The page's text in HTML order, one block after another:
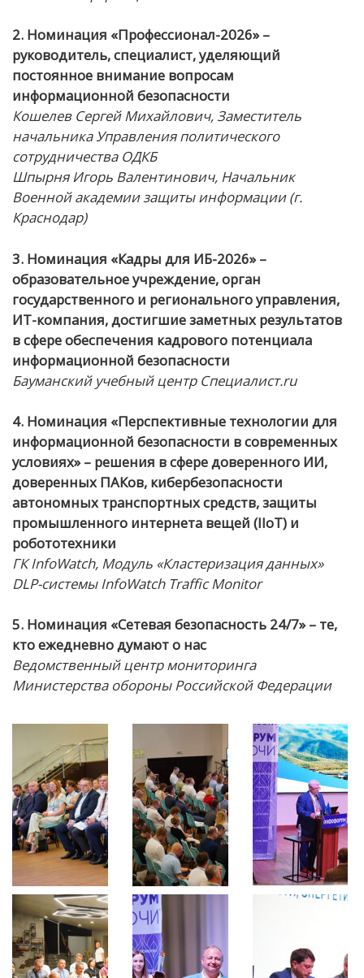
2. Номинация «Профессионал-2026» –
руководитель, специалист, уделяющий
постоянное внимание вопросам
информационной безопасности
Кошелев Сергей Михайлович, Заместитель
начальника Управления политического
сотрудничества ОДКБ
Шпырня Игорь Валентинович, Начальник
Военной академии защиты информации (г.
Краснодар)
3. Номинация «Кадры для ИБ-2026» –
образовательное учреждение, орган
государственного и регионального управления,
ИТ-компания, достигшие заметных результатов
в сфере обеспечения кадрового потенциала
информационной безопасности
Бауманский учебный центр Специалист.ru
4. Номинация «Перспективные технологии для
информационной безопасности в современных
условиях» – решения в сфере доверенного ИИ,
доверенных ПАКов, кибербезопасности
автономных транспортных средств, защиты
промышленного интернета вещей (IIoT) и
робототехники
ГК InfoWatch, Модуль «Кластеризация данных»
DLP-системы InfoWatch Traffic Monitor
5. Номинация «Сетевая безопасность 24/7» – те,
кто ежедневно думают о нас
Ведомственный центр мониторинга
Министерства обороны Российской Федерации